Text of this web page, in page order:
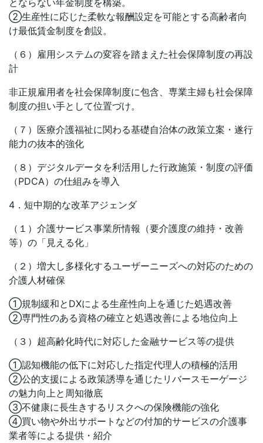
②生産性に応じた柔軟な報酬設定を可能とする高齢者向
け最低賃金制度を創設。
（６）雇用システムの変容を踏まえた社会保障制度の再設
計
非正規雇用者を社会保障制度に包含、専業主婦も社会保障
制度の担い手として位置づけ。
（７）医療介護福祉に関わる基礎自治体の政策立案・遂行
能力の抜本的強化
（８）デジタルデータを利活用した行政施策・制度の評価
（PDCA）の仕組みを導入
4．短中期的な改革アジェンダ
（１）介護サービス事業所情報（要介護度の維持・改善
等）の「見える化」
（２）増大し多様化するユーザーニーズへの対応のための
介護人材確保
①規制緩和とDXによる生産性向上を通じた処遇改善
②専門性のある資格の確立と処遇改善による地位向上
（３）超高齢化時代に対応した金融サービス等の提供
①認知機能の低下に対応した指定代理人の積極的活用
②公的支援による政策誘導を通じたリバースモーゲージ
の魅力向上と周知徹底
③不健康に長生きするリスクへの保険機能の強化
④買い物や外出サポートなどの付加的サービスの介護事
業者等による提供・紹介